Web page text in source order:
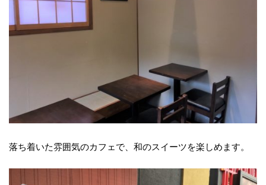
落ち着いた雰囲気のカフェで、和のスイーツを楽しめます。